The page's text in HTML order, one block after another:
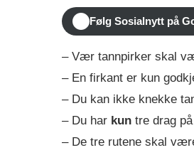
Følg Sosialnytt på
– Vær tannpirker skal
– En firkant er kun
– Du kan ikke knekke
– Du har kun tre drag
– De tre rutene skal